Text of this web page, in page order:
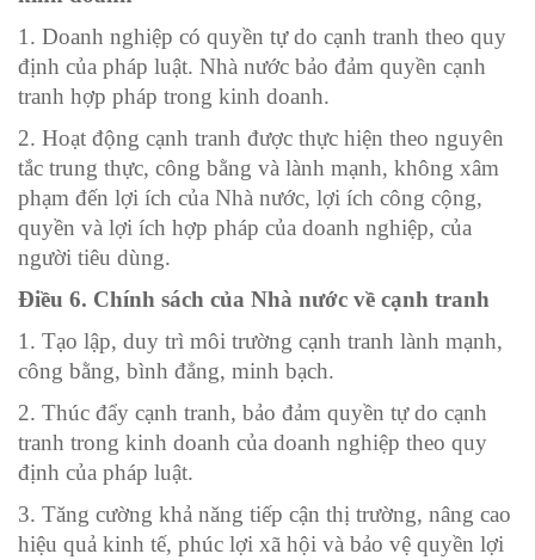
1. Doanh nghiệp có quyền tự do cạnh tranh theo quy
định của pháp luật. Nhà nước bảo đảm quyền cạnh
tranh hợp pháp trong kinh doanh.
2. Hoạt động cạnh tranh được thực hiện theo nguyên
tắc trung thực, công bằng và lành mạnh, không xâm
phạm đến lợi ích của Nhà nước, lợi ích công cộng,
quyền và lợi ích hợp pháp của doanh nghiệp, của
người tiêu dùng.
Điều 6. Chính sách của Nhà nước về cạnh tranh
1. Tạo lập, duy trì môi trường cạnh tranh lành mạnh,
công bằng, bình đẳng, minh bạch.
2. Thúc đẩy cạnh tranh, bảo đảm quyền tự do cạnh
tranh trong kinh doanh của doanh nghiệp theo quy
định của pháp luật.
3. Tăng cường khả năng tiếp cận thị trường, nâng cao
hiệu quả kinh tế, phúc lợi xã hội và bảo vệ quyền lợi